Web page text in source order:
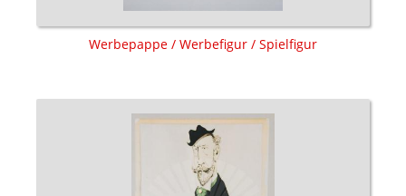
Werbepappe / Werbefigur / Spielfigur